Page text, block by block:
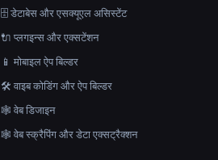
🗄️ डेटाबेस और एसक्यूएल असिस्टेंट
🔌 प्लगइन्स और एक्सटेंशन
📱 मोबाइल ऐप बिल्डर
🛠️ वाइब कोडिंग और ऐप बिल्डर
🕸 वेब डिजाइन
🕸️ वेब स्क्रैपिंग और डेटा एक्सट्रैक्शन